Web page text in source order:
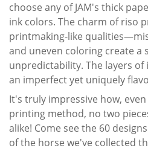
choose any of JAM's thick
ink colors. The charm of riso
printmaking-like
and uneven coloring create a
unpredictability. The layers
an imperfect yet uniquely
It's truly impressive how,
printing method, no two
alike! Come see the 60
of the horse we've collected